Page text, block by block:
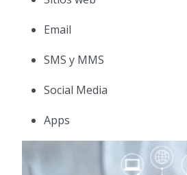
Email
SMS y MMS
Social Media
Apps